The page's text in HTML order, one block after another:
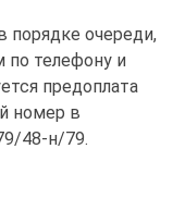
порядке очереди,
по телефону и
предоплата
номер в
48-н/79.